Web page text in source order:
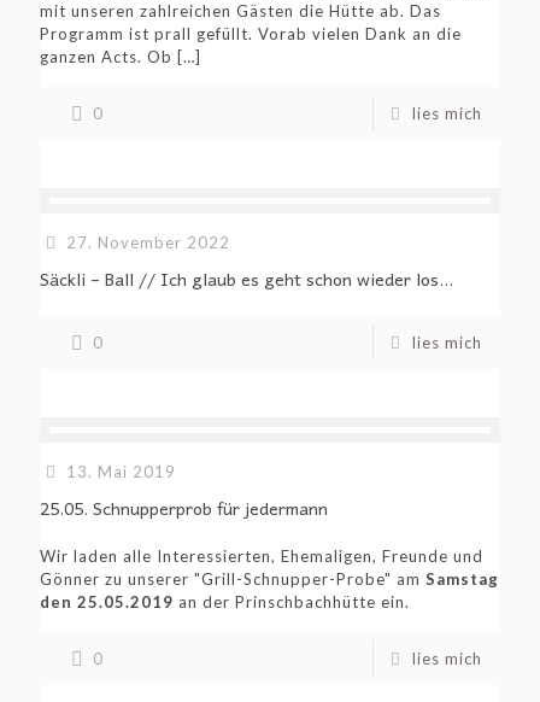
mit unseren zahlreichen Gästen die Hütte ab. Das
Programm ist prall gefüllt. Vorab vielen Dank an die
ganzen Acts. Ob […]
0 lies mich
27. November 2022
Säckli – Ball // Ich glaub es geht schon wieder los…
0 lies mich
13. Mai 2019
25.05. Schnupperprob für jedermann
Wir laden alle Interessierten, Ehemaligen, Freunde und
Gönner zu unserer "Grill-Schnupper-Probe" am Samstag
den 25.05.2019 an der Prinschbachhütte ein.
0 lies mich